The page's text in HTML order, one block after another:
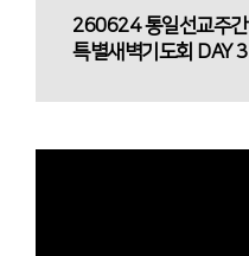
260624 통일선교주간
특별새벽기도회 DAY 3